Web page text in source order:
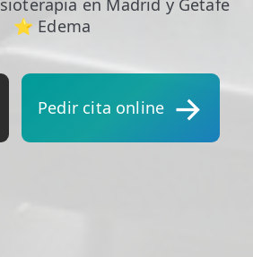
en Madrid y Getafe
⭐ Edema
Pedir cita online